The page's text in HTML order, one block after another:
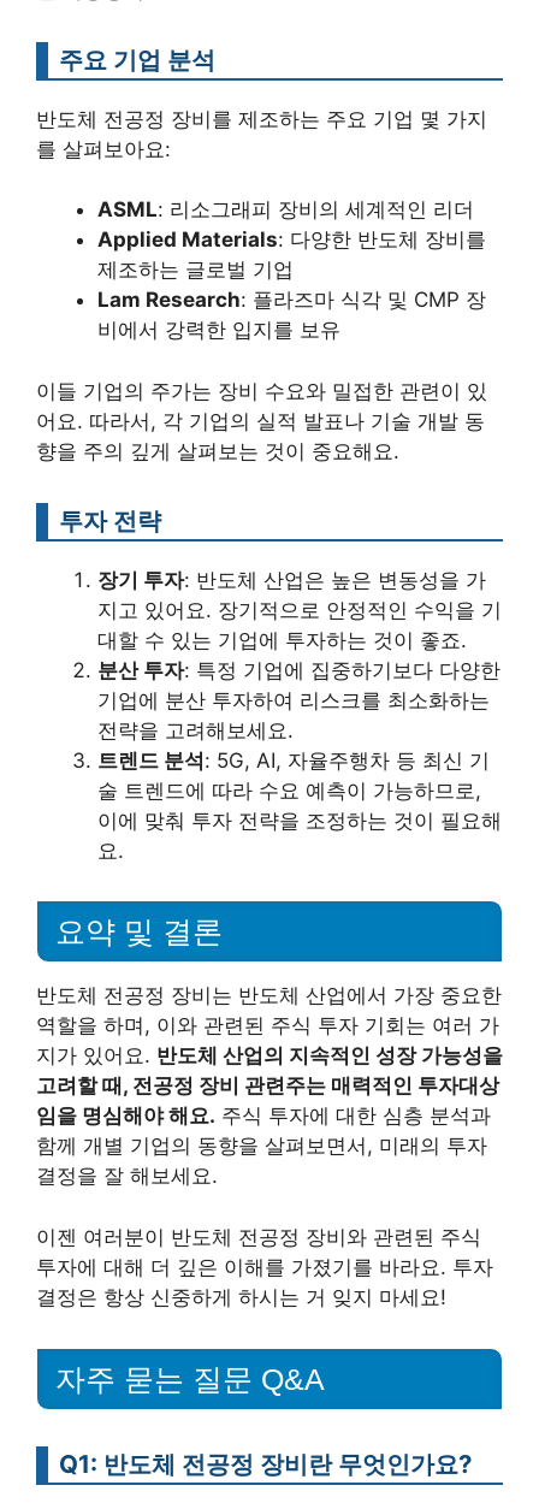
주요 기업 분석
반도체 전공정 장비를 제조하는 주요 기업 몇 가지
를 살펴보아요:
ASML: 리소그래피 장비의 세계적인 리더
Applied Materials: 다양한 반도체 장비를
제조하는 글로벌 기업
Lam Research: 플라즈마 식각 및 CMP 장
비에서 강력한 입지를 보유
이들 기업의 주가는 장비 수요와 밀접한 관련이 있
어요. 따라서, 각 기업의 실적 발표나 기술 개발 동
향을 주의 깊게 살펴보는 것이 중요해요.
투자 전략
장기 투자: 반도체 산업은 높은 변동성을 가
지고 있어요. 장기적으로 안정적인 수익을 기
대할 수 있는 기업에 투자하는 것이 좋죠.
분산 투자: 특정 기업에 집중하기보다 다양한
기업에 분산 투자하여 리스크를 최소화하는
전략을 고려해보세요.
트렌드 분석: 5G, AI, 자율주행차 등 최신 기
술 트렌드에 따라 수요 예측이 가능하므로,
이에 맞춰 투자 전략을 조정하는 것이 필요해
요.
요약 및 결론
반도체 전공정 장비는 반도체 산업에서 가장 중요한
역할을 하며, 이와 관련된 주식 투자 기회는 여러 가
지가 있어요. 반도체 산업의 지속적인 성장 가능성을
고려할 때, 전공정 장비 관련주는 매력적인 투자대상
임을 명심해야 해요. 주식 투자에 대한 심층 분석과
함께 개별 기업의 동향을 살펴보면서, 미래의 투자
결정을 잘 해보세요.
이젠 여러분이 반도체 전공정 장비와 관련된 주식
투자에 대해 더 깊은 이해를 가졌기를 바라요. 투자
결정은 항상 신중하게 하시는 거 잊지 마세요!
자주 묻는 질문 Q&A
Q1: 반도체 전공정 장비란 무엇인가요?